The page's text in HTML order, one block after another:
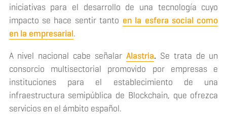
iniciativas para el desarrollo de una tecnología cuyo
impacto se hace sentir tanto en la esfera social como
en la empresarial.
A nivel nacional cabe señalar Alastria. Se trata de un
consorcio multisectorial promovido por empresas e
instituciones para el establecimiento de una
infraestructura semipública de Blockchain, que ofrezca
servicios en el ámbito español.